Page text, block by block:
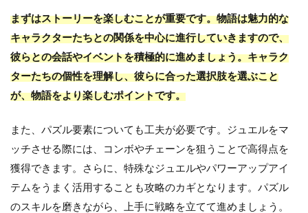
まずはストーリーを楽しむことが重要です。物語は魅力的な
キャラクターたちとの関係を中心に進行していきますので、
彼らとの会話やイベントを積極的に進めましょう。キャラク
ターたちの個性を理解し、彼らに合った選択肢を選ぶこと
が、物語をより楽しむポイントです。
また、パズル要素についても工夫が必要です。ジュエルをマ
ッチさせる際には、コンボやチェーンを狙うことで高得点を
獲得できます。さらに、特殊なジュエルやパワーアップアイ
テムをうまく活用することも攻略のカギとなります。パズル
のスキルを磨きながら、上手に戦略を立てて進めましょう。